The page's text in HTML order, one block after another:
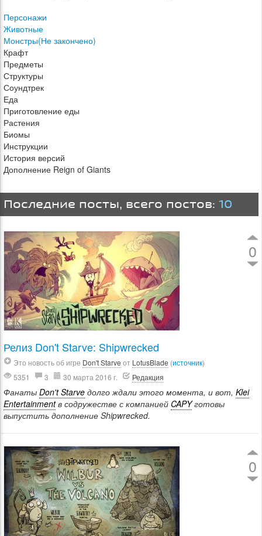
Персонажи
Животные
Монстры(Не закончено)
Крафт
Предметы
Структуры
Соундтрек
Еда
Приготовление еды
Растения
Биомы
Инструкции
История версий
Дополнение Reign of Giants
Последние посты, всего постов: 10
0
Релиз Don't Starve: Shipwrecked
Это новость об игре Don't Starve от LotusBlade (источник)
5351
3 30 марта 2016 г. Редакция
Фанаты Don't Starve долго ждали этого момента, и вот, Klei
Entertainmentв содружестве с компанией CAPYготовы
выпустить дополнение Shipwrecked.
0